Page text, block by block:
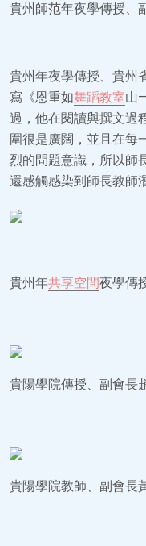
貴州師范年夜學傳授、
貴州年夜學傳授、貴州
寫《恩重如舞蹈教室山
過，他在閱讀與撰文過
圍很是廣闊，並且在每
烈的問題意識，所以師
還感觸感染到師長教師
貴州年共享空間夜學傳
貴陽學院傳授、副會長
貴陽學院教師、副會長